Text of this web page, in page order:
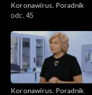
Koronawirus. Poradnik
odc. 45
Koronawirus. Poradnik